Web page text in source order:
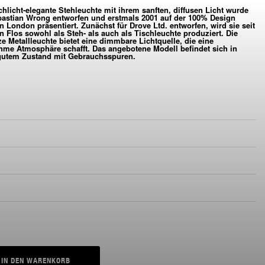
SEBASTIAN WRONG
VERFÜGBAR ARCHIV
elegante Stehleuchte mit ihrem sanften, diffusen Licht wurde
Wrong entworfen und erstmals 2001 auf der 100% Design
London präsentiert. Zunächst für Drove Ltd. entworfen, wird sie seit
Flos sowohl als Steh- als auch als Tischleuchte produziert. Die
Metallleuchte bietet eine dimmbare Lichtquelle, die eine
Atmosphäre schafft. Das angebotene Modell befindet sich in
Zustand mit Gebrauchsspuren.
IN DEN WARENKORB